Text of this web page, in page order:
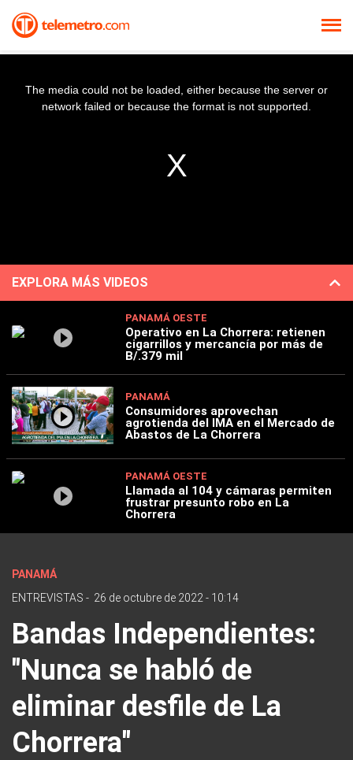
The media could not be loaded, either because the server or
network failed or because the format is not supported.
EXPLORA MÁS VIDEOS
PANAMÁ OESTE
Operativo en La Chorrera: retienen
cigarrillos y mercancía por más de
B/.379 mil
PANAMÁ
Consumidores aprovechan
agrotienda del IMA en el Mercado de
Abastos de La Chorrera
PANAMÁ OESTE
Llamada al 104 y cámaras permiten
frustrar presunto robo en La
Chorrera
PANAMÁ
ENTREVISTAS - 26 de octubre de 2022 - 10:14
Bandas Independientes:
"Nunca se habló de
eliminar desfile de La
Chorrera"